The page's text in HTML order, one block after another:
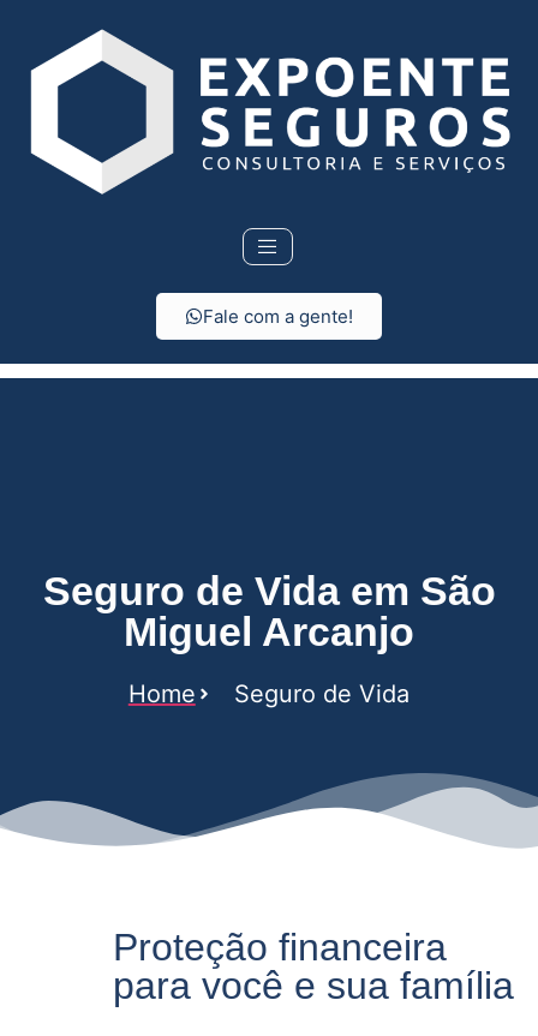
Fale com a gente!
Seguro de Vida em São
Miguel Arcanjo
Home Seguro de Vida
Proteção financeira
para você e sua família